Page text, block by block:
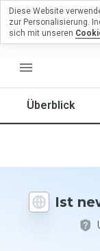
menu
Überblick
Ist
Sie
zu
Wie
Website
Skala von
1 bis 5
bewerten?
Diese Website
zur Personalisierung.
sich mit unseren